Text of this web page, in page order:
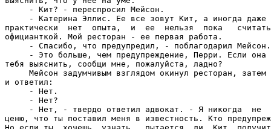
     - Кит? - переспросил Мейсон.
- Катерина Эллис. Ее все зовут Кит, а иногда даже
практически  нет  опыта,  и  ее  нельзя  пока   считать
официанткой. Мой ресторан - ее первая работа.
     - Спасибо, что предупредил, - поблагодарил Мейсон.
- Это больше, чем предупреждение, Перри. Если она
тебя выяснить, сообщи мне, пожалуйста, ладно?
Мейсон задумчивым взглядом окинул ресторан, затем
и ответил:
     - Нет.
     - Нет?
- Нет, - твердо ответил адвокат. - Я никогда  не
ценю, что ты поставил меня в известность. Кто